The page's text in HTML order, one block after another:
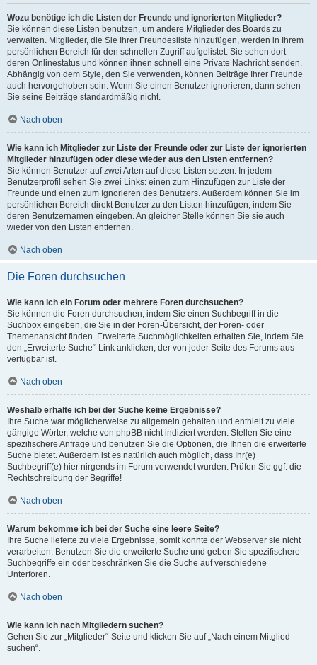
Wozu benötige ich die Listen der Freunde und ignorierten Mitglieder?
Sie können diese Listen benutzen, um andere Mitglieder des Boards zu
verwalten. Mitglieder, die Sie Ihrer Freundesliste hinzufügen, werden in Ihrem
persönlichen Bereich für den schnellen Zugriff aufgelistet. Sie sehen dort
deren Onlinestatus und können ihnen schnell eine Private Nachricht senden.
Abhängig von dem Style, den Sie verwenden, können Beiträge Ihrer Freunde
auch hervorgehoben sein. Wenn Sie einen Benutzer ignorieren, dann sehen
Sie seine Beiträge standardmäßig nicht.
Nach oben
Wie kann ich Mitglieder zur Liste der Freunde oder zur Liste der ignorierten
Mitglieder hinzufügen oder diese wieder aus den Listen entfernen?
Sie können Benutzer auf zwei Arten auf diese Listen setzen: In jedem
Benutzerprofil sehen Sie zwei Links: einen zum Hinzufügen zur Liste der
Freunde und einen zum Ignorieren des Benutzers. Außerdem können Sie im
persönlichen Bereich direkt Benutzer zu den Listen hinzufügen, indem Sie
deren Benutzernamen eingeben. An gleicher Stelle können Sie sie auch
wieder von den Listen entfernen.
Nach oben
Die Foren durchsuchen
Wie kann ich ein Forum oder mehrere Foren durchsuchen?
Sie können die Foren durchsuchen, indem Sie einen Suchbegriff in die
Suchbox eingeben, die Sie in der Foren-Übersicht, der Foren- oder
Themenansicht finden. Erweiterte Suchmöglichkeiten erhalten Sie, indem Sie
den „Erweiterte Suche“-Link anklicken, der von jeder Seite des Forums aus
verfügbar ist.
Nach oben
Weshalb erhalte ich bei der Suche keine Ergebnisse?
Ihre Suche war möglicherweise zu allgemein gehalten und enthielt zu viele
gängige Wörter, welche von phpBB nicht indiziert werden. Stellen Sie eine
spezifischere Anfrage und benutzen Sie die Optionen, die Ihnen die erweiterte
Suche bietet. Außerdem ist es natürlich auch möglich, dass Ihr(e)
Suchbegriff(e) hier nirgends im Forum verwendet wurden. Prüfen Sie ggf. die
Rechtschreibung der Begriffe!
Nach oben
Warum bekomme ich bei der Suche eine leere Seite?
Ihre Suche lieferte zu viele Ergebnisse, somit konnte der Webserver sie nicht
verarbeiten. Benutzen Sie die erweiterte Suche und geben Sie spezifischere
Suchbegriffe ein oder beschränken Sie die Suche auf verschiedene
Unterforen.
Nach oben
Wie kann ich nach Mitgliedern suchen?
Gehen Sie zur „Mitglieder“-Seite und klicken Sie auf „Nach einem Mitglied
suchen“.